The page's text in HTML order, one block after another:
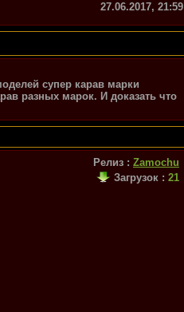
27.06.2017, 21:59
супер карав марки
разных марок. И доказать что
Релиз : Zamochu
Загрузок : 21